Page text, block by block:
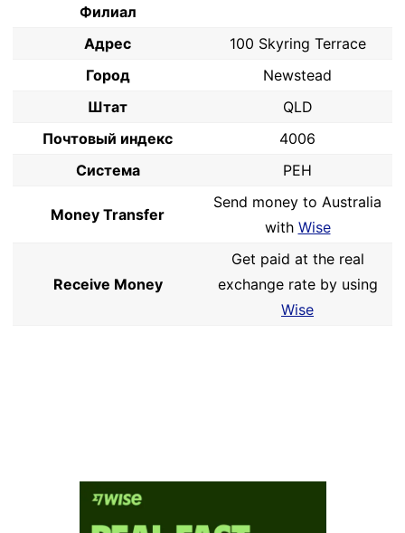
Филиал
Адрес
100 Skyring Terrace
Город
Newstead
Штат
QLD
Почтовый индекс
4006
Система
PEH
Money Transfer
Send money to Australia
with Wise
Receive Money
Get paid at the real
exchange rate by using
Wise